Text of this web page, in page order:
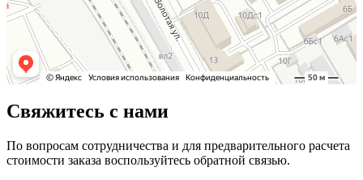
Свяжитесь с нами
По вопросам сотрудничества и для предварительного расчета
стоимости заказа воспользуйтесь обратной связью.